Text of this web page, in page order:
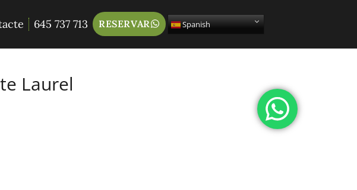
645 737 713 RESERVAR Spanish
Laurel